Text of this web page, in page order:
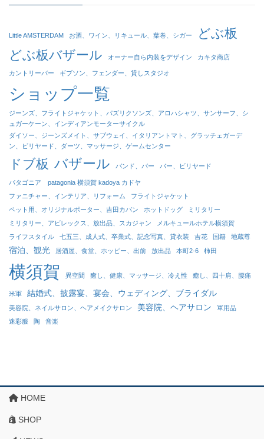
Little AMSTERDAM お酒、ワイン、リキュール、葉巻、シガー
どぶ板
どぶ板バザール
オーナー自ら内装をデザイン カキタ商店
カントリーバー ギブソン、フェンダー、貸しスタジオ
ショップ一覧
ジーンズ、フライトジャケット、パズリクソンズ、アロハシャツ、サンサーフ、シ
ュガーケーン、インディアンモーターサイクル
ダイソー、ジーンズメイト、サブウェイ、イタリアントマト、グラッチェガーデ
ン、ビリヤード、ダーツ、マッサージ、ゲームセンター
ドブ板 バザール バンド、バー バー、ビリヤード
パタゴニア patagonia 横須賀 kadoya カドヤ
ファニチャー、インテリア、リフォーム
フライトジャケット
ペット用、オリジナルポーター、吉田カバン
ホットドッグ
ミリタリー
ミリタリー、アビレックス、放出品、スカジャン
メルキュールホテル横須賀
ライフスタイル
七五三、成人式、卒業式、記念写真、貸衣装 吉花 国籍 地蔵尊
宿泊、観光 居酒屋、食堂、ホッピー、出前 放出品 本町2-6 柿田
横須賀 異空間 癒し、健康、マッサージ、冷え性 癒し、四十肩、腰痛
米軍 結婚式、披露宴、宴会、ウェディング、ブライダル
美容院、ネイルサロン、ヘアメイクサロン 美容院、ヘアサロン
軍用品
迷彩服
陶 音楽
HOME
SHOP